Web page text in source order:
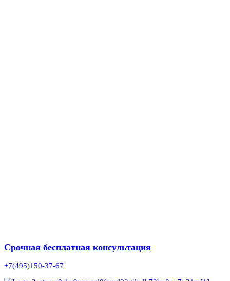
Срочная бесплатная консультация
+7(495)150-37-67